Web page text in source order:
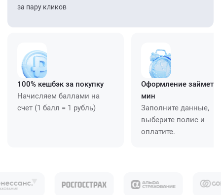
за пару кликов
100% кешбэк за покупку
Начисляем баллами на
счет (1 балл = 1 рубль)
Оформление займет
мин
Заполните данные,
выберите полис и
оплатите.